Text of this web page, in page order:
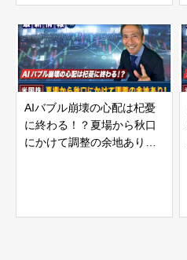
AIバブル崩壊の心配は杞憂
に終わる！？夏場から秋口
にかけて調整の余地あり！ |